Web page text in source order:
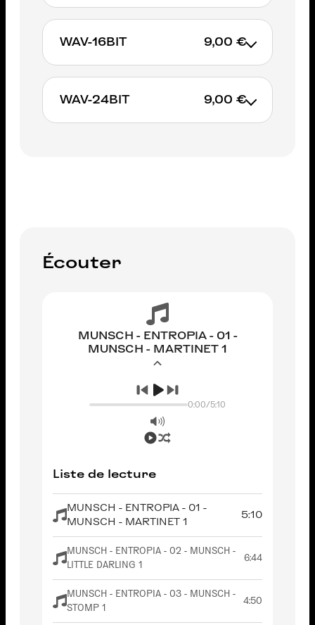
AJOUTER AU PANIER
WAV-16BIT 9,00 €
AJOUTER AU PANIER
WAV-24BIT 9,00 €
Écouter
MUNSCH - ENTROPIA - 01 -
MUNSCH - MARTINET 1
0:00/5:10
Liste de lecture
MUNSCH - ENTROPIA - 01 -
MUNSCH - MARTINET 1
5:10
MUNSCH - ENTROPIA - 02 - MUNSCH -
LITTLE DARLING 1
6:44
MUNSCH - ENTROPIA - 03 - MUNSCH -
STOMP 1
4:50